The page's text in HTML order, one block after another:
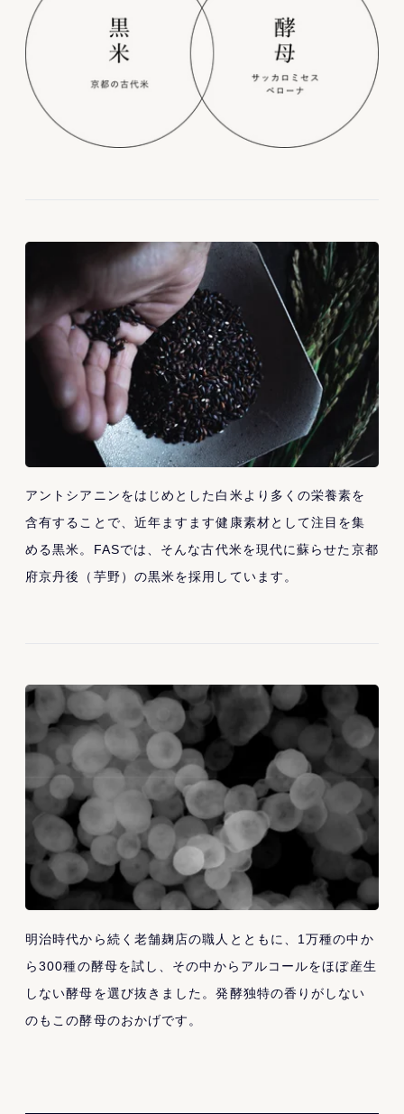
アントシアニンをはじめとした白米より多くの栄養素を
含有することで、近年ますます健康素材として注目を集
める黒米。FASでは、そんな古代米を現代に蘇らせた京都
府京丹後（芋野）の黒米を採用しています。
明治時代から続く老舗麹店の職人とともに、1万種の中か
ら300種の酵母を試し、その中からアルコールをほぼ産生
しない酵母を選び抜きました。発酵独特の香りがしない
のもこの酵母のおかげです。